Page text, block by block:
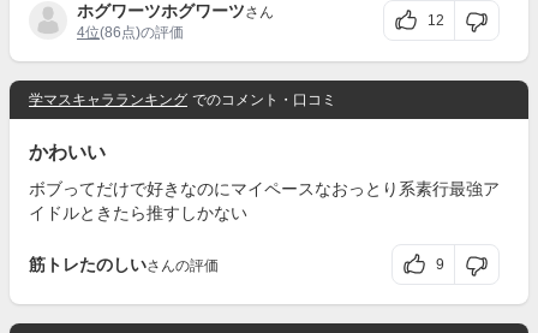
ホグワーツホグワーツさん
4位(86点)の評価
12
学マスキャラランキング でのコメント・口コミ
かわいい
ボブってだけで好きなのにマイペースなおっとり系素行最強ア
イドルときたら推すしかない
筋トレたのしいさんの評価 9